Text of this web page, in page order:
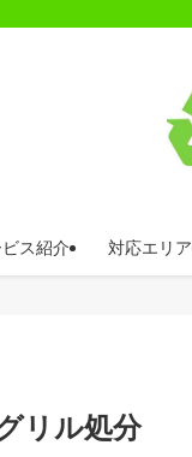
ス紹介 対応エリア
リル処分